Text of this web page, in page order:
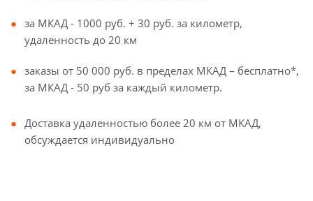
за МКАД - 1000 руб. + 30 руб. за километр,
удаленность до 20 км
заказы от 50 000 руб. в пределах МКАД – бесплатно*,
за МКАД - 50 руб за каждый километр.
Доставка удаленностью более 20 км от МКАД,
обсуждается индивидуально